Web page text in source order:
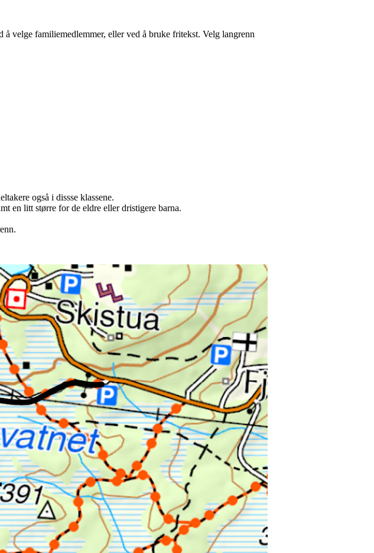
velge familiemedlemmer, eller ved å bruke fritekst. Velg langrenn
også i dissse klassene.
en litt større for de eldre eller dristigere barna.